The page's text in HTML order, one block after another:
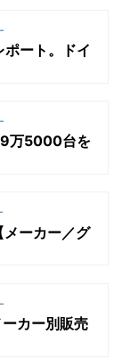
ート。ドイ
万5000台を
ーカー／グ
カー別販売